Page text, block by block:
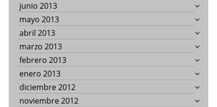
junio 2013
mayo 2013
abril 2013
marzo 2013
febrero 2013
enero 2013
diciembre 2012
noviembre 2012